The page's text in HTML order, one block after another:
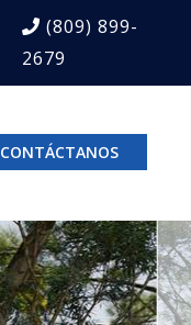
(809) 899-
2679
CONTÁCTANOS